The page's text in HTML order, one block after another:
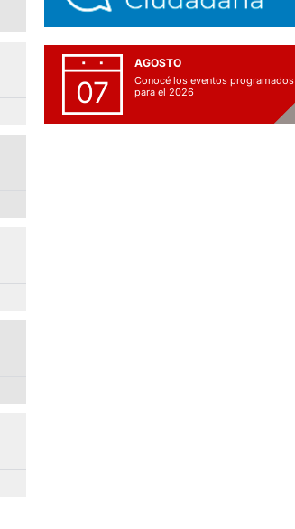
07
AGOSTO
Conocé los eventos programados
para el 2026